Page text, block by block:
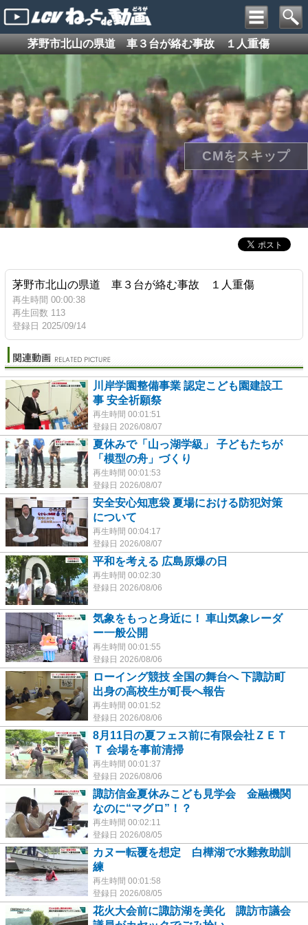
茅野市北山の県道 車３台が絡む事故 １人重傷
茅野市北山の県道 車３台が絡む事故 １人重傷
再生時間 00:00:38
再生回数 113
登録日 2025/09/14
川岸学園整備事業 認定こども園建設工
事 安全祈願祭
再生時間 00:01:51
登録日 2026/08/07
夏休みで「山っ湖学級」 子どもたちが
「模型の舟」づくり
再生時間 00:01:53
登録日 2026/08/07
安全安心知恵袋 夏場における防犯対策
について
再生時間 00:04:17
登録日 2026/08/07
平和を考える 広島原爆の日
再生時間 00:02:30
登録日 2026/08/06
気象をもっと身近に！ 車山気象レーダ
ー一般公開
再生時間 00:01:55
登録日 2026/08/06
ローイング競技 全国の舞台へ 下諏訪町
出身の高校生が町長へ報告
再生時間 00:01:52
登録日 2026/08/06
8月11日の夏フェス前に有限会社ＺＥＴ
Ｔ 会場を事前清掃
再生時間 00:01:37
登録日 2026/08/06
諏訪信金夏休みこども見学会 金融機関
なのに“マグロ”！？
再生時間 00:02:11
登録日 2026/08/05
カヌー転覆を想定 白樺湖で水難救助訓
練
再生時間 00:01:58
登録日 2026/08/05
花火大会前に諏訪湖を美化 諏訪市議会